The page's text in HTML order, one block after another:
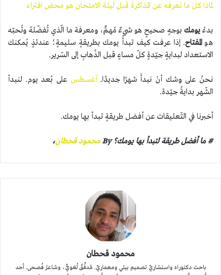
لماذا كل ما تعرفه عن المذاكرة قبل ليلة الامتحان هو محض افتراء
بدءُيومك بوجهٍ صحيحٍ هو شيءٌ مُهمٌّ، ومعرفة ما الّذي تُفضّلهُ وتُحبّه
هو المفتاح. إذا عرفت كيف تبدأُ يومك بطريقةٍ سليمةٍ؛ عندئذٍ يُمكنك
الاستعداد لبدايةٍ جيّدةٍ كلّ مساءٍ قبل الذّهابِ إلى السّرير.
نحنُ على وشك أنْ نبدأَ شهرًا جديدًا. أغسطس على بُعد يوم. لنبدأ
الشّهر بدايةً جيّدة.
أخبرنا في التّعليقات عن أفضل طريقةٍ تبدأ بها يومك.
# ما أفضل طريقة لتبدأ بها يومك؟By محمود قحطان،
محمود قحطان
باحث دكتوراه واستشاريّ تصميم بيئي ومعماريّ. مُدقِّقٌ لُغويٌّ، وشاعرُ فُصحى. أحد